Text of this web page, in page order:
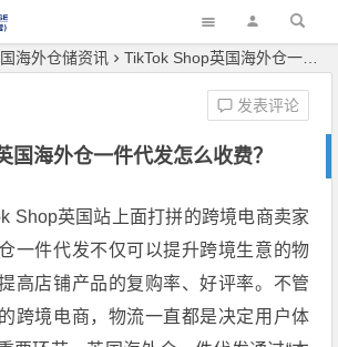
海外仓储资讯 TikTok Shop英国海外仓一件代发怎么收费？
海外仓一件代发怎么收费？
发表评论
Shop英国站上面打拼的跨境电商卖家
一件代发不仅可以提升跨境生意的物
高店铺产品的复购率、好评率。不管
跨境电商，物流一直都是决定用户体